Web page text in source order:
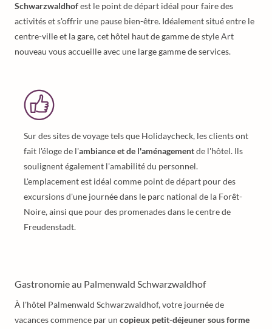
Schwarzwaldhofest le point de départ idéal pour faire des
activités et s'offrir une pause bien-être. Idéalement situé entre le
centre-ville et la gare, cet hôtel haut de gamme de style Art
nouveau vous accueille avec une large gamme de services.
Sur des sites de voyage tels que Holidaycheck, les clients ont
fait l'éloge de l'ambiance et de l'aménagementde l'hôtel. Ils
soulignent également l'amabilité du personnel.
L'emplacement est idéal comme point de départ pour des
excursions d'une journée dans le parc national de la Forêt-
Noire, ainsi que pour des promenades dans le centre de
Freudenstadt.
Gastronomie au Palmenwald Schwarzwaldhof
À l'hôtel Palmenwald Schwarzwaldhof, votre journée de
vacances commence par un copieux petit-déjeuner sous forme